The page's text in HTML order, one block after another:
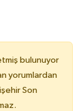
bulunuyor
yorumlardan
Son